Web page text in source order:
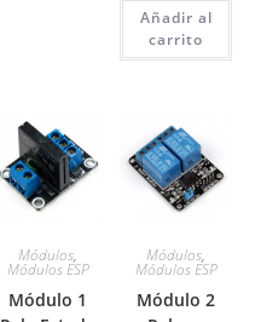
Añadir al
carrito
Módulos,
Módulos ESP
Módulo 1
Módulos,
Módulos ESP
Módulo 2